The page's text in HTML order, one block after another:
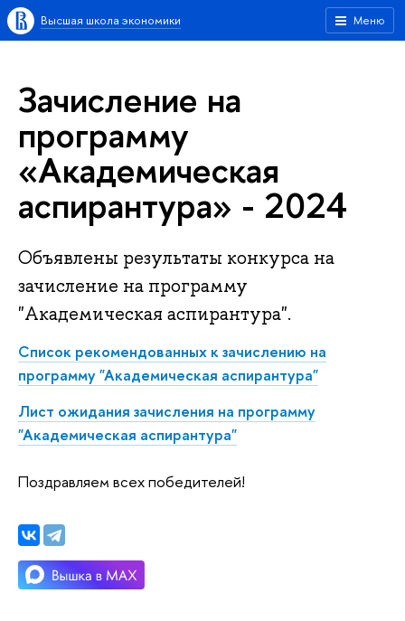
Меню
Высшая школа экономики
Зачисление на
программу
«Академическая
аспирантура» - 2024
Объявлены результаты конкурса на
зачисление на программу
"Академическая аспирантура".
Список рекомендованных к зачислению на
программу "Академическая аспирантура"
Лист ожидания зачисления на программу
"Академическая аспирантура"
Поздравляем всех победителей!